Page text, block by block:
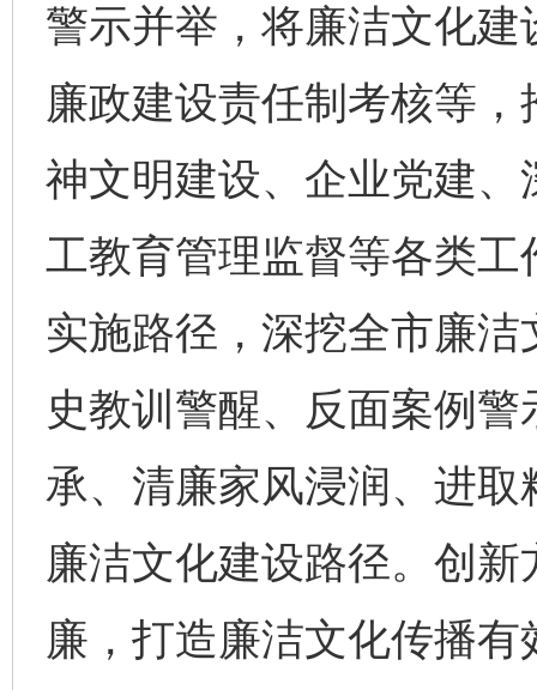
警示并举，将廉洁文化
廉政建设责任制考核等
神文明建设、企业党建
工教育管理监督等各类
实施路径，深挖全市廉
史教训警醒、反面案例
承、清廉家风浸润、进取
廉洁文化建设路径。创新
廉，打造廉洁文化传播